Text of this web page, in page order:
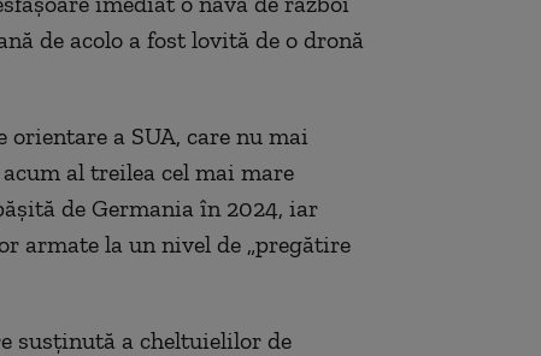
de acolo a fost lovită de o dronă
orientare a SUA, care nu mai
al treilea cel mai mare
de Germania în 2024, iar
armate la un nivel de „pregătire
susţinută a cheltuielilor de